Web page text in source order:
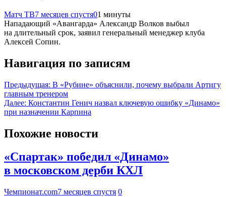
Матч ТВ7 месяцев спустя01 минуты
Нападающий «Авангарда» Александр Волков выбыл
на длительный срок, заявил генеральный менеджер клуба
Алексей Сопин.
Навигация по записям
Предыдущая: В «Рубине» объяснили, почему выбрали Артигу
главным тренером
Далее: Константин Генич назвал ключевую ошибку «Динамо»
при назначении Карпина
Похожие новости
«Спартак» победил «Динамо»
в московском дерби КХЛ
Чемпионат.com7 месяцев спустя 0